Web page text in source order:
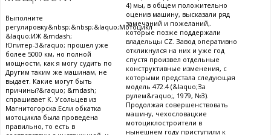
Выполните
регулировку&nbsp;&nbsp;&laquo;Мотоцикл
&laquo;ИЖ &mdash;
Юпитер-3&raquo; прошел уже
более 5000 км, но полной
мощности, как я могу судить по
Другим таким же машинам, не
выдает. Какие могут быть
причины?&raquo; &mdash;
спрашивает К. Усольцев из
Магнитогорска.Если обкатка
мотоцикла была проведена
правильно, то есть в
4) мы, в общем положительно
оценив машину, высказали ряд
замечаний и пожеланий,.
которые позже поддержали
владельцы CZ. Завод оперативно
откликнулся на них и уже год
спустя произвел отдельные
конструктивные изменения, с
которыми предстала следующая
модель 472.4 (&laquo;За
рулем&raquo;, 1979, №3).
Продолжая совершенствовать
машину, чехословацкие
мотоциклостроители в
нынешнем году приступили к